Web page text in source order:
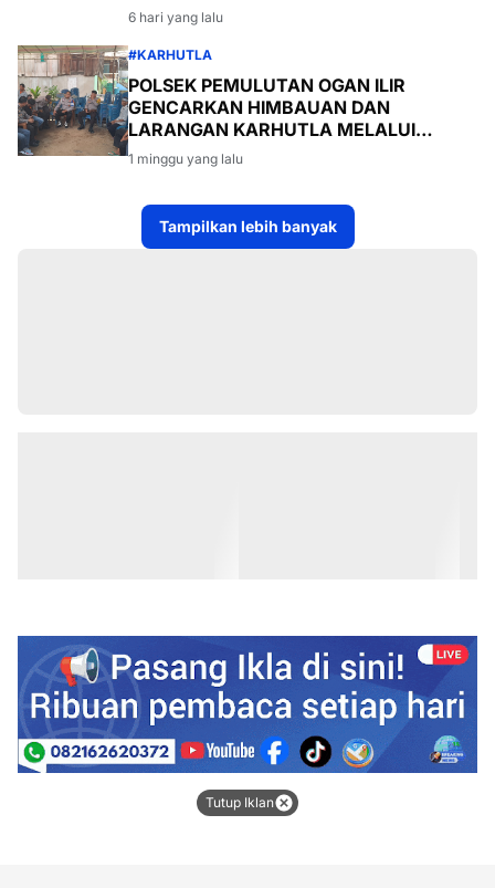
6 hari yang lalu
#KARHUTLA
POLSEK PEMULUTAN OGAN ILIR
GENCARKAN HIMBAUAN DAN
LARANGAN KARHUTLA MELALUI
PROGRAM TSKD (TOURING SAMBANG
KE DESA-DESA
1 minggu yang lalu
Tampilkan lebih banyak
Tutup Iklan